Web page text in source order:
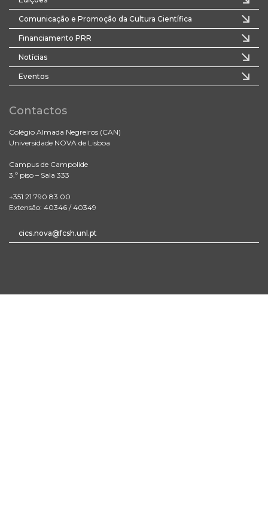
Comunicação e Promoção da Cultura Científica
Financiamento PRR
Notícias
Eventos
Contactos
Colégio Almada Negreiros (CAN)
Universidade NOVA de Lisboa
Campus de Campolide
3.º piso – Sala 333
+351 21 790 83 00
Extensão: 40346 / 40349
cics.nova@fcsh.unl.pt